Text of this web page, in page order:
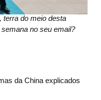
, terra do meio desta
no seu email?
da China explicados